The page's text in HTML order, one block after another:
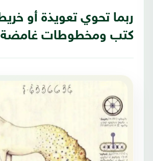
كتب ومخطوطات غامضة